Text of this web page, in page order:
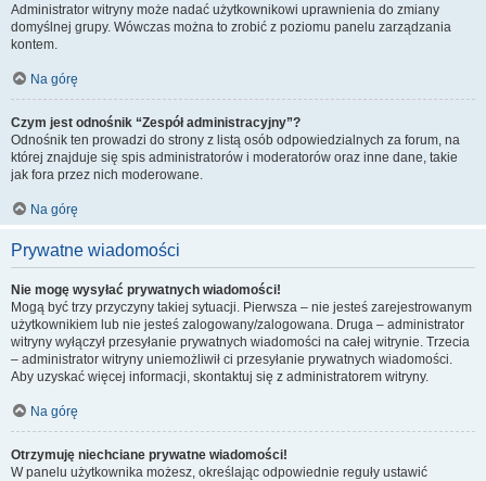
Administrator witryny może nadać użytkownikowi uprawnienia do zmiany
domyślnej grupy. Wówczas można to zrobić z poziomu panelu zarządzania
kontem.
Na górę
Czym jest odnośnik “Zespół administracyjny”?
Odnośnik ten prowadzi do strony z listą osób odpowiedzialnych za forum, na
której znajduje się spis administratorów i moderatorów oraz inne dane, takie
jak fora przez nich moderowane.
Na górę
Prywatne wiadomości
Nie mogę wysyłać prywatnych wiadomości!
Mogą być trzy przyczyny takiej sytuacji. Pierwsza – nie jesteś zarejestrowanym
użytkownikiem lub nie jesteś zalogowany/zalogowana. Druga – administrator
witryny wyłączył przesyłanie prywatnych wiadomości na całej witrynie. Trzecia
– administrator witryny uniemożliwił ci przesyłanie prywatnych wiadomości.
Aby uzyskać więcej informacji, skontaktuj się z administratorem witryny.
Na górę
Otrzymuję niechciane prywatne wiadomości!
W panelu użytkownika możesz, określając odpowiednie reguły ustawić